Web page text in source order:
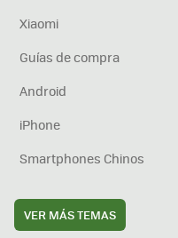
Xiaomi
Guías de compra
Android
iPhone
Smartphones Chinos
VER MÁS TEMAS